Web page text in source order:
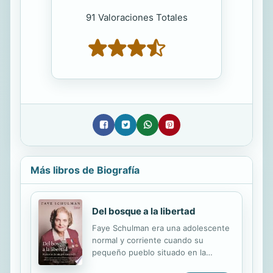
91 Valoraciones Totales
Más libros de Biografía
Del bosque a la libertad
Faye Schulman era una adolescente
normal y corriente cuando su
pequeño pueblo situado en la